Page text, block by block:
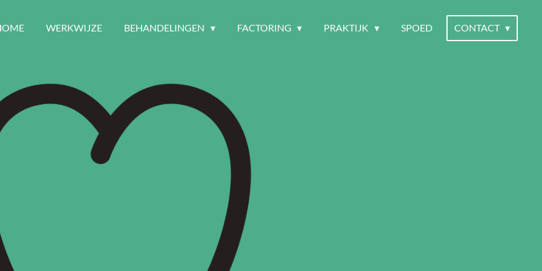
WERKWIJZE BEHANDELINGEN FACTORING PRAKTIJK SPOED CONTACT